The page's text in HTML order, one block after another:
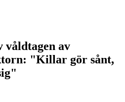
våldtagen av
"Killar gör sånt,